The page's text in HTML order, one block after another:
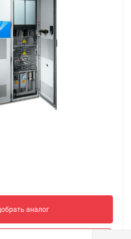
аналог